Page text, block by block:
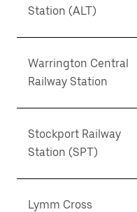
Station (ALT)
Warrington Central
Railway Station
Stockport Railway
Station (SPT)
Lymm Cross